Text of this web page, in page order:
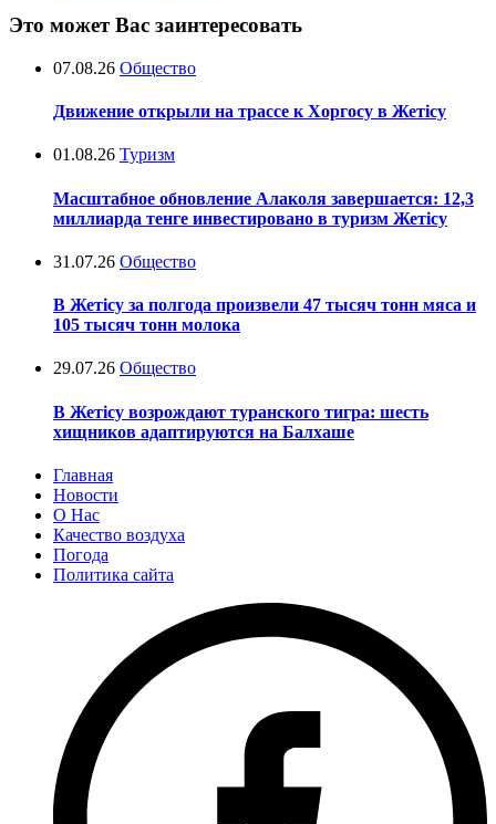
Это может Вас заинтересовать
07.08.26 Общество
Движение открыли на трассе к Хоргосу в Жетісу
01.08.26 Туризм
Масштабное обновление Алаколя завершается: 12,3
миллиарда тенге инвестировано в туризм Жетісу
31.07.26 Общество
В Жетісу за полгода произвели 47 тысяч тонн мяса и
105 тысяч тонн молока
29.07.26 Общество
В Жетісу возрождают туранского тигра: шесть
хищников адаптируются на Балхаше
Главная
Новости
О Нас
Качество воздуха
Погода
Политика сайта